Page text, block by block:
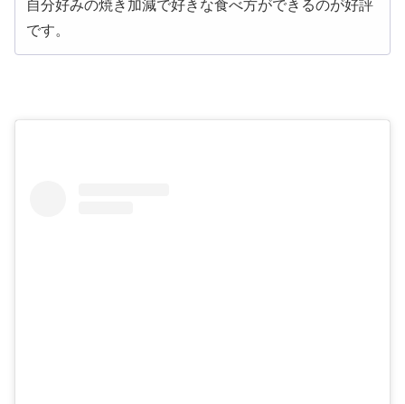
自分好みの焼き加減で好きな食べ方ができるのが好評
です。